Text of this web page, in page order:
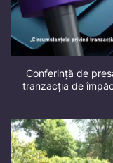
Conferință de
tranzacția de